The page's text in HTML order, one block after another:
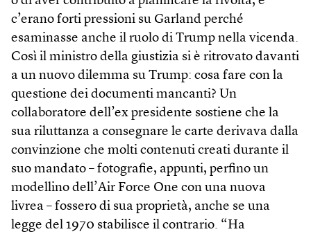
c’erano forti pressioni su Garland perché
esaminasse anche il ruolo di Trump nella vicenda.
Così il ministro della giustizia si è ritrovato davanti
a un nuovo dilemma su Trump: cosa fare con la
questione dei documenti mancanti? Un
collaboratore dell’ex presidente sostiene che la
sua riluttanza a consegnare le carte derivava dalla
convinzione che molti contenuti creati durante il
suo mandato – fotografie, appunti, perfino un
modellino dell’Air Force One con una nuova
livrea – fossero di sua proprietà, anche se una
legge del 1970 stabilisce il contrario. “Ha